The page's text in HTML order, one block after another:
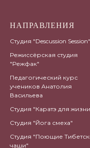
НАПРАВЛЕНИЯ
Студия "Descussion Session"
Режиссёрская студия
"Режфак"
Педагогический курс
учеников Анатолия
Васильева
Студия "Каратэ для
Студия "Йога смеха"
Студия "Поющие
чаши"